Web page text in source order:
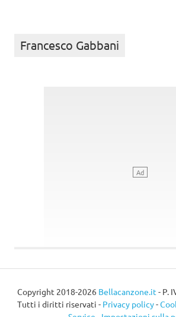
Francesco Gabbani
Copyright 2018-2026 Bellacanzone.it - P.
Tutti i diritti riservati - Privacy policy-